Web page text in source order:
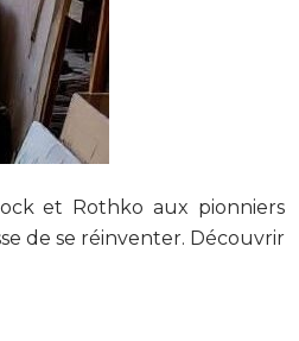
et Rothko aux pionniers
de se réinventer. Découvrir